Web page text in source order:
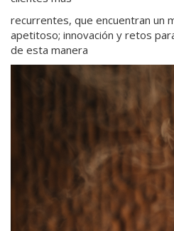
recurrentes, que encuentran un
apetitoso; innovación y retos
de esta manera